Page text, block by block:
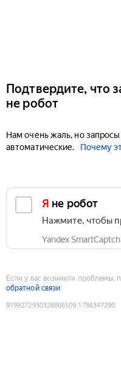
Подтвердите, что
не робот
Нам очень жаль, но
автоматические.
Почему
Я не робот
Нажмите, чтобы
Yandex
Если у вас возникли проблемы,
обратной связи
9199272930328866509:1786347290